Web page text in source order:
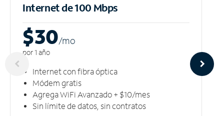
Internet de 100 Mbps
$30/mo
por 1 año
Internet con fibra óptica
Módem gratis
Agrega WiFi Avanzado + $10/mes
Sin límite de datos, sin contratos